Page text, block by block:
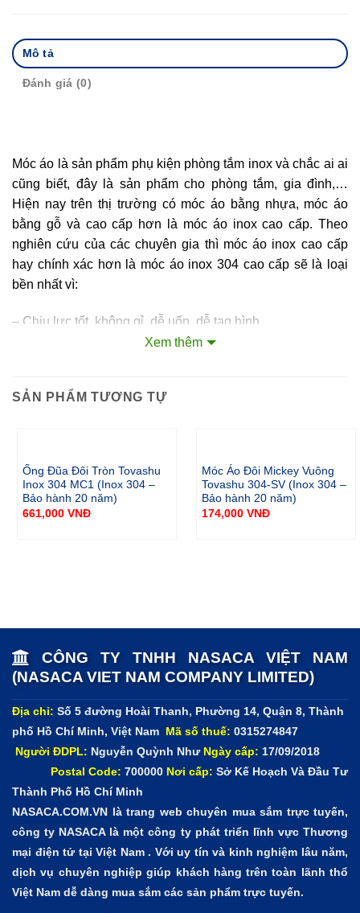
Mô tả
Đánh giá (0)
Móc áo là sản phẩm phụ kiện phòng tắm inox và chắc ai ai
cũng biết, đây là sản phẩm cho phòng tắm, gia đình,…
Hiện nay trên thị trường có móc áo bằng nhựa, móc áo
bằng gỗ và cao cấp hơn là móc áo inox cao cấp. Theo
nghiên cứu của các chuyên gia thì móc áo inox cao cấp
hay chính xác hơn là móc áo inox 304 cao cấp sẽ là loại
bền nhất vì:
– Chịu lực tốt, không gỉ, dễ uốn, dễ tạo hình
– Chống ăn mòn tốt
áo inox cao cấp tốt nhất cho quý khách hàng.
Thông số:
Xem thêm
SẢN PHẨM TƯƠNG TỰ
Ống Đũa Đôi Tròn Tovashu
Inox 304 MC1 (Inox 304 –
Bảo hành 20 năm)
661,000 VNĐ
Móc Áo Đôi Mickey Vuông
Tovashu 304-SV (Inox 304 –
Bảo hành 20 năm)
174,000 VNĐ
CÔNG TY TNHH NASACA VIỆT NAM
(NASACA VIET NAM COMPANY LIMITED)
Địa chỉ: Số 5 đường Hoài Thanh, Phường 14, Quận 8, Thành
phố Hồ Chí Minh, Việt Nam Mã số thuế: 0315274847
Người ĐDPL: Nguyễn Quỳnh Như Ngày cấp: 17/09/2018
Postal Code: 700000 Nơi cấp: Sở Kế Hoạch Và Đầu Tư
Thành Phố Hồ Chí Minh
NASACA.COM.VN là trang web chuyên mua sắm trực tuyến,
công ty NASACA là một công ty phát triển lĩnh vực Thương
mại điện tử tại Việt Nam . Với uy tín và kinh nghiệm lâu năm,
dịch vụ chuyên nghiệp giúp khách hàng trên toàn lãnh thổ
Việt Nam dễ dàng mua sắm các sản phẩm trực tuyến.